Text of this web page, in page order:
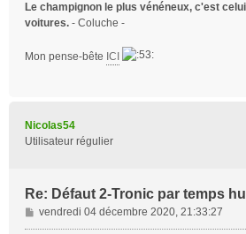
Le champignon le plus vénéneux, c'est
voitures. - Coluche -
Mon pense-bête ICI
Nicolas54
Utilisateur régulier
Re: Défaut 2-Tronic par temps
M
e
vendredi 04 décembre 2020, 21:33:27